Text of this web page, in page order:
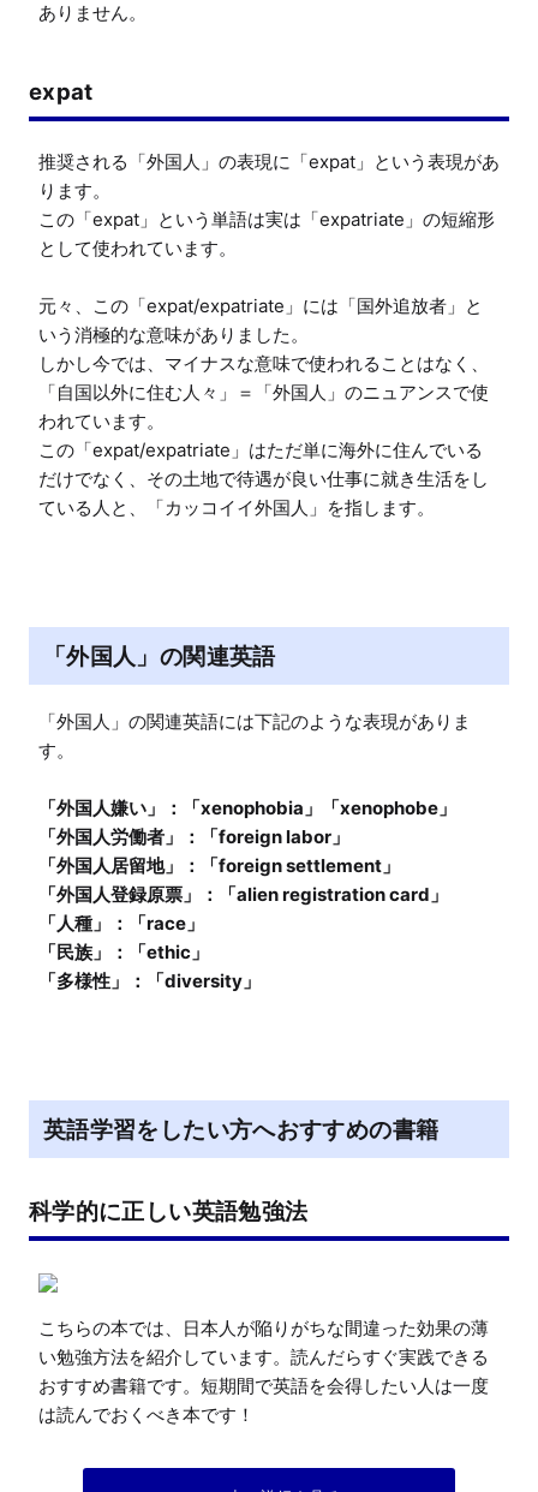
ありません。
expat
推奨される「外国人」の表現に「expat」という表現があ
ります。
この「expat」という単語は実は「expatriate」の短縮形
として使われています。
元々、この「expat/expatriate」には「国外追放者」と
いう消極的な意味がありました。
しかし今では、マイナスな意味で使われることはなく、
「自国以外に住む人々」＝「外国人」のニュアンスで使
われています。
この「expat/expatriate」はただ単に海外に住んでいる
だけでなく、その土地で待遇が良い仕事に就き生活をし
ている人と、「カッコイイ外国人」を指します。
「外国人」の関連英語
「外国人」の関連英語には下記のような表現がありま
「外国人嫌い」：「xenophobia」「xenophobe」
「外国人労働者」：「foreign labor」
「外国人居留地」：「foreign settlement」
「外国人登録原票」：「alien registration card」
「人種」：「race」
「民族」：「ethic」
英語学習をしたい方へおすすめの書籍
科学的に正しい英語勉強法
こちらの本では、日本人が陥りがちな間違った効果の薄
い勉強方法を紹介しています。読んだらすぐ実践できる
おすすめ書籍です。短期間で英語を会得したい人は一度
は読んでおくべき本です！